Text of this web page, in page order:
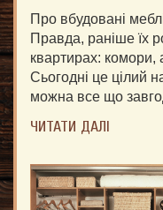
Про вбудовані
Правда, раніше їх
квартирах: комори,
Сьогодні це цілий
можна все що
ЧИТАТИ ДАЛІ